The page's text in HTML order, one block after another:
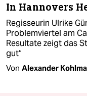
In Hannovers
Regisseurin Ulrike
Problemviertel am
Resultate zeigt das
gut“
Von Alexander